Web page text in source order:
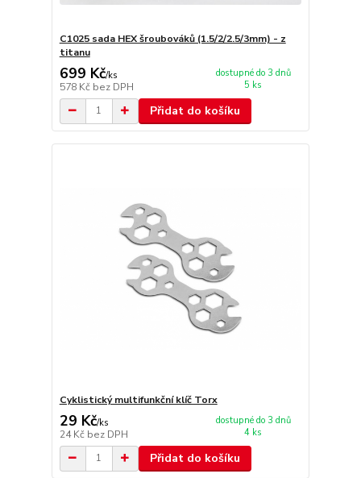
C1025 sada HEX šroubováků (1.5/2/2.5/3mm) - z
titanu
699 Kč/ks
578 Kč bez DPH
dostupné do 3 dnů
5 ks
Přidat do košíku
Cyklistický multifunkční klíč Torx
29 Kč/ks
24 Kč bez DPH
dostupné do 3 dnů
4 ks
Přidat do košíku